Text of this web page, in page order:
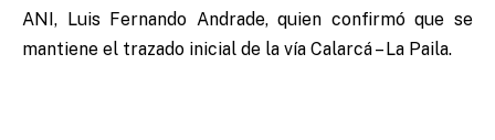
ANI, Luis Fernando Andrade, quien confirmó que se
mantiene el trazado inicial de la vía Calarcá – La Paila.